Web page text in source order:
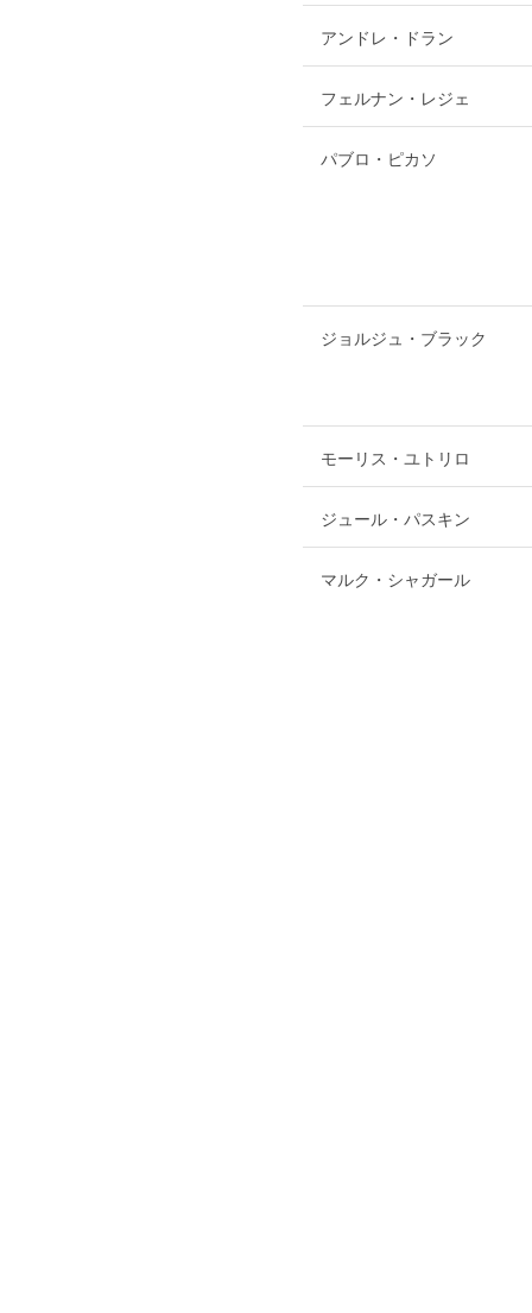
アンドレ・ドラン
フェルナン・レジェ
パブロ・ピカソ
ジョルジュ・ブラック
モーリス・ユトリロ
ジュール・パスキン
マルク・シャガール